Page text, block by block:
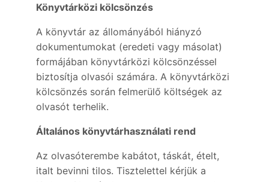
Könyvtárközi kölcsönzés
A könyvtár az állományából hiányzó
dokumentumokat (eredeti vagy másolat)
formájában könyvtárközi kölcsönzéssel
biztosítja olvasói számára. A könyvtárközi
kölcsönzés során felmerülő költségek az
olvasót terhelik.
Általános könyvtárhasználati rend
Az olvasóterembe kabátot, táskát, ételt,
italt bevinni tilos. Tisztelettel kérjük a